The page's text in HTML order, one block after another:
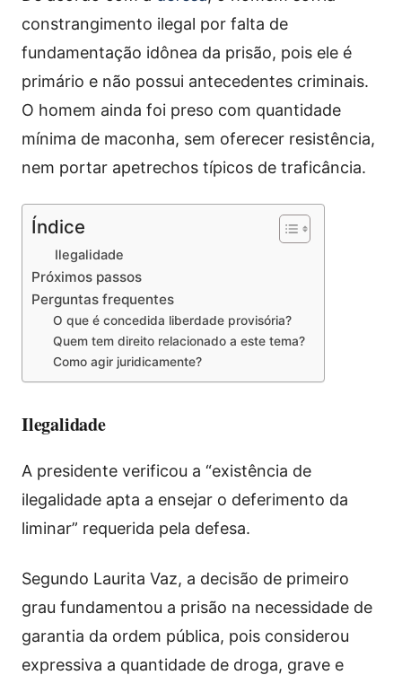
constrangimento ilegal por falta de
fundamentação idônea da prisão, pois ele é
primário e não possui antecedentes criminais.
O homem ainda foi preso com quantidade
mínima de maconha, sem oferecer resistência,
nem portar apetrechos típicos de traficância.
Índice
Ilegalidade
Próximos passos
Perguntas frequentes
O que é concedida liberdade provisória?
Quem tem direito relacionado a este tema?
Como agir juridicamente?
Ilegalidade
A presidente verificou a “existência de
ilegalidade apta a ensejar o deferimento da
liminar” requerida pela defesa.
Segundo Laurita Vaz, a decisão de primeiro
grau fundamentou a prisão na necessidade de
garantia da ordem pública, pois considerou
expressiva a quantidade de droga, grave e